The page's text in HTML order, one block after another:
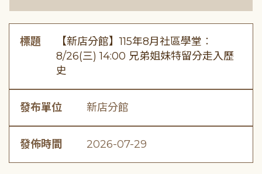
標題
【新店分館】115年8月社區學堂︰
8/26(三) 14:00 兄弟姐妹特留分走入歷
史
發布單位 新店分館
發佈時間 2026-07-29